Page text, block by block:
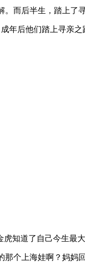
后半生，踏上了寻
后他们踏上寻亲之
知道了自己今生最大
个上海娃啊？妈妈回